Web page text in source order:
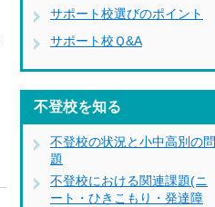
サポート校選びのポイント
サポート校Ｑ&A
不登校を知る
不登校の状況と小中高別の問
題
不登校における関連課題(ニ
ート・ひきこもり・発達障